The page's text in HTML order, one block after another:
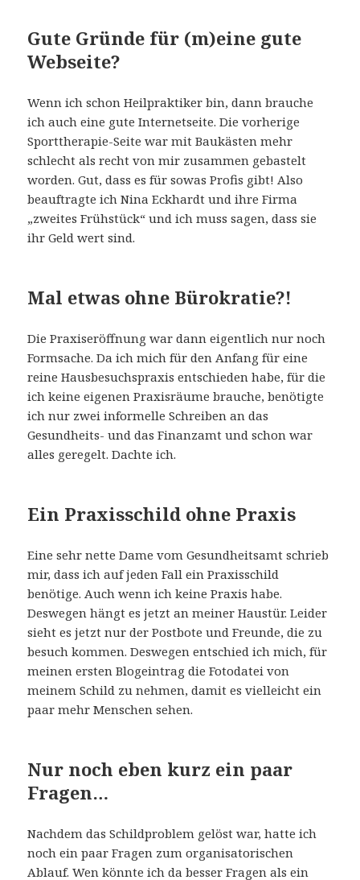
Gute Gründe für (m)eine gute
Webseite?
Wenn ich schon Heilpraktiker bin, dann brauche
ich auch eine gute Internetseite. Die vorherige
Sporttherapie-Seite war mit Baukästen mehr
schlecht als recht von mir zusammen gebastelt
worden. Gut, dass es für sowas Profis gibt! Also
beauftragte ich Nina Eckhardt und ihre Firma
„zweites Frühstück“ und ich muss sagen, dass sie
ihr Geld wert sind.
Mal etwas ohne Bürokratie?!
Die Praxiseröffnung war dann eigentlich nur noch
Formsache. Da ich mich für den Anfang für eine
reine Hausbesuchspraxis entschieden habe, für die
ich keine eigenen Praxisräume brauche, benötigte
ich nur zwei informelle Schreiben an das
Gesundheits- und das Finanzamt und schon war
alles geregelt. Dachte ich.
Ein Praxisschild ohne Praxis
Eine sehr nette Dame vom Gesundheitsamt schrieb
mir, dass ich auf jeden Fall ein Praxisschild
benötige. Auch wenn ich keine Praxis habe.
Deswegen hängt es jetzt an meiner Haustür. Leider
sieht es jetzt nur der Postbote und Freunde, die zu
besuch kommen. Deswegen entschied ich mich, für
meinen ersten Blogeintrag die Fotodatei von
meinem Schild zu nehmen, damit es vielleicht ein
paar mehr Menschen sehen.
Nur noch eben kurz ein paar
Fragen…
Nachdem das Schildproblem gelöst war, hatte ich
noch ein paar Fragen zum organisatorischen
Ablauf. Wen könnte ich da besser Fragen als ein